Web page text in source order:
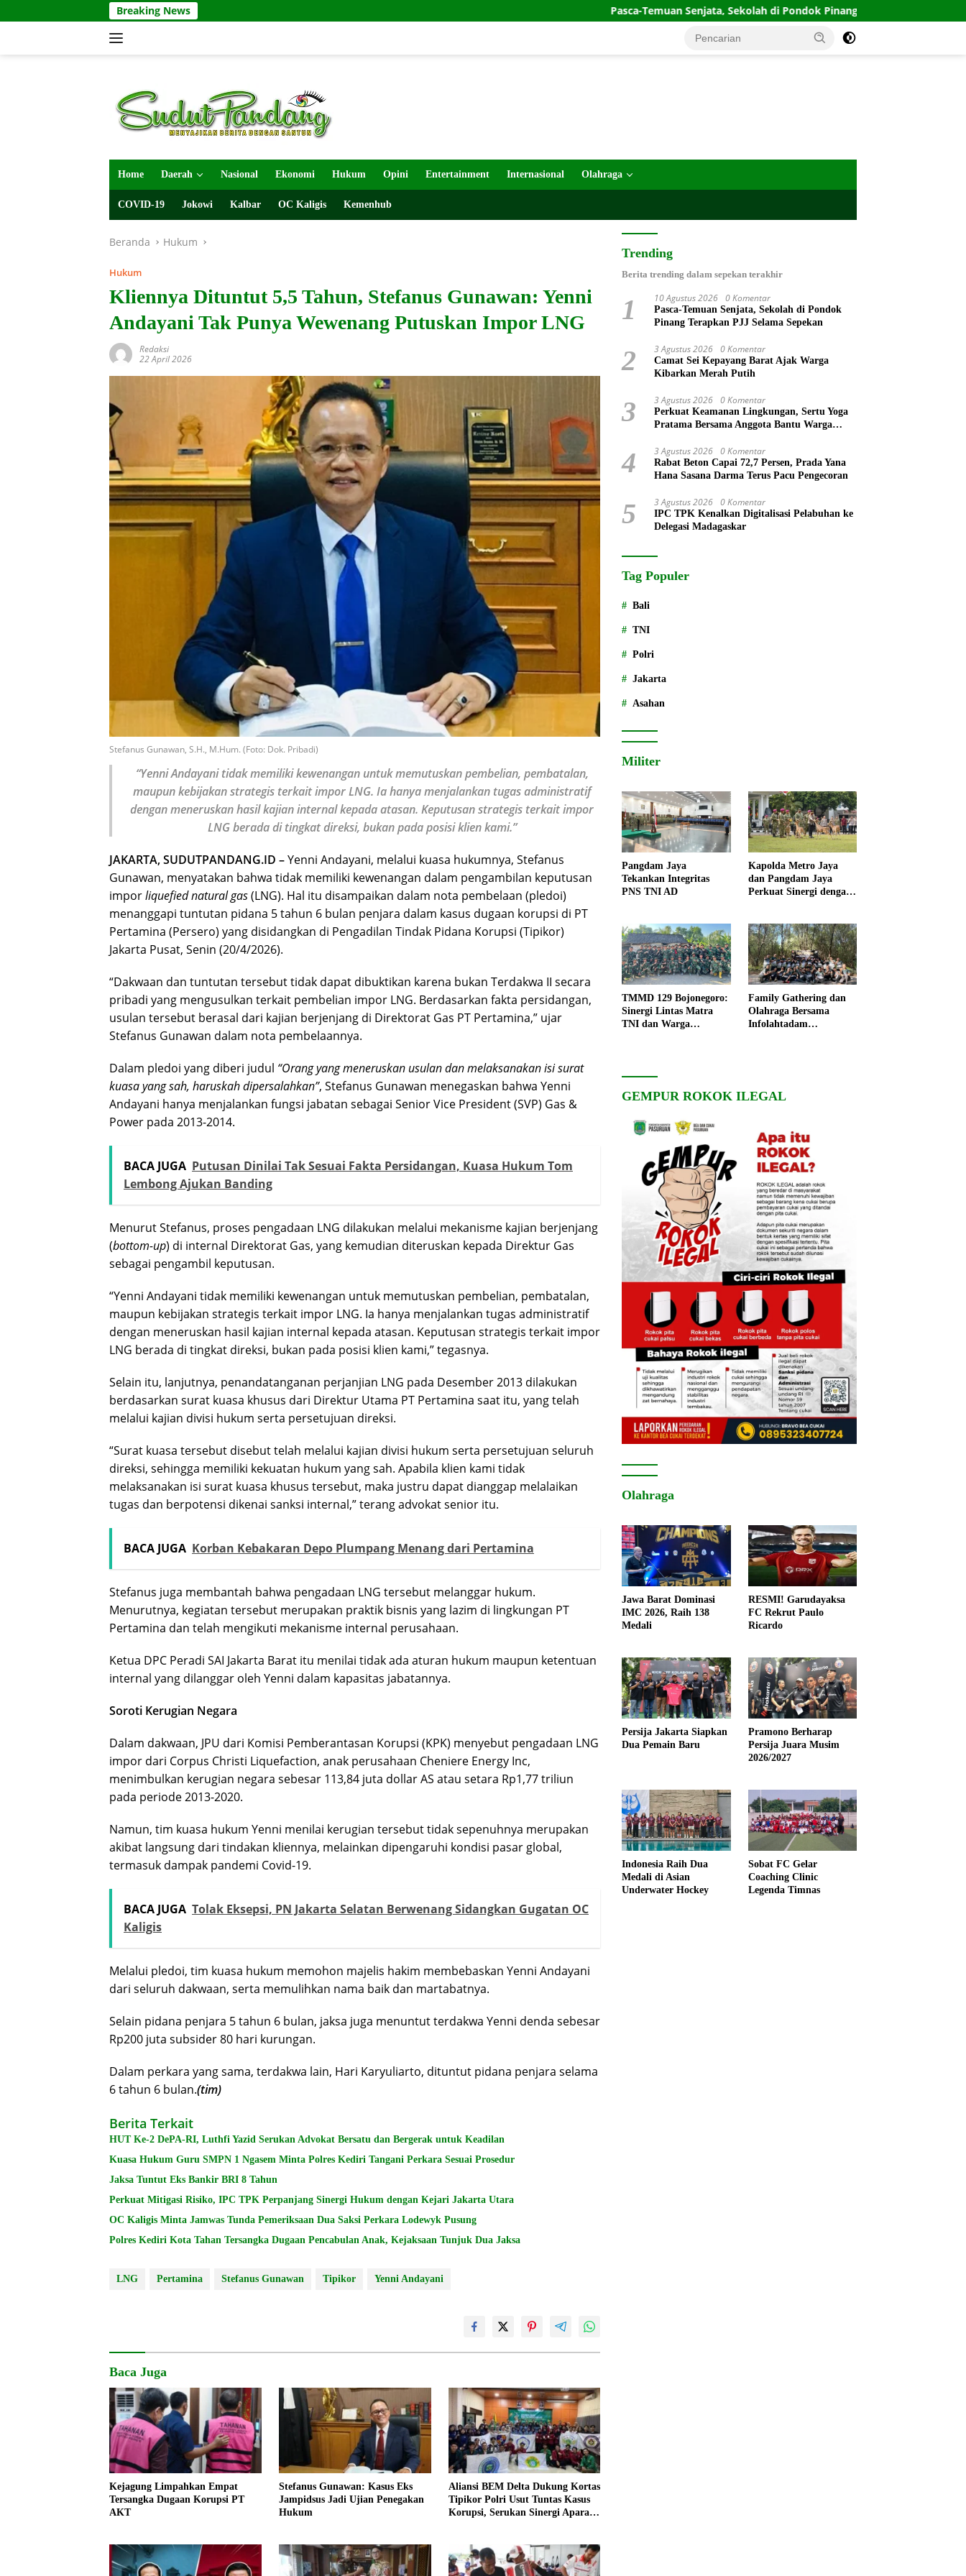
ke
Breaking News Pasca-Temuan Senjata, Sekolah di Pondok Pinang Terapkan PJJ Selama Sepekan
Home Daerah Nasional Ekonomi Hukum Opini Entertainment Internasional Olahraga
COVID-19 Jokowi Kalbar OC Kaligis Kemenhub
Beranda Hukum
Hukum
Kliennya Dituntut 5,5 Tahun, Stefanus Gunawan: Yenni
Andayani Tak Punya Wewenang Putuskan Impor LNG
Redaksi
22 April 2026
Stefanus Gunawan, S.H., M.Hum. (Foto: Dok. Pribadi)
“Yenni Andayani tidak memiliki kewenangan untuk memutuskan pembelian, pembatalan,
maupun kebijakan strategis terkait impor LNG. Ia hanya menjalankan tugas administratif
dengan meneruskan hasil kajian internal kepada atasan. Keputusan strategis terkait impor
LNG berada di tingkat direksi, bukan pada posisi klien kami.”
JAKARTA, SUDUTPANDANG.ID –Yenni Andayani, melalui kuasa hukumnya, Stefanus
Gunawan, menyatakan bahwa tidak memiliki kewenangan dalam pengambilan keputusan
imporliquefied natural gas(LNG). Hal itu disampaikan dalam nota pembelaan (pledoi)
menanggapi tuntutan pidana 5 tahun 6 bulan penjara dalam kasus dugaan korupsi di PT
Pertamina (Persero) yang disidangkan di Pengadilan Tindak Pidana Korupsi (Tipikor)
Jakarta Pusat, Senin (20/4/2026).
“Dakwaan dan tuntutan tersebut tidak dapat dibuktikan karena bukan Terdakwa II secara
pribadi yang mengusulkan terkait pembelian impor LNG. Berdasarkan fakta persidangan,
usulan tersebut berasal dari kajian berjenjang di Direktorat Gas PT Pertamina,” ujar
Stefanus Gunawan dalam nota pembelaannya.
Dalam pledoi yang diberi judul “Orang yang meneruskan usulan dan melaksanakan isi surat
kuasa yang sah, haruskah dipersalahkan”, Stefanus Gunawan menegaskan bahwa Yenni
Andayani hanya menjalankan fungsi jabatan sebagai Senior Vice President (SVP) Gas &
Power pada 2013-2014.
BACA JUGA Putusan Dinilai Tak Sesuai Fakta Persidangan, Kuasa Hukum Tom
Lembong Ajukan Banding
Menurut Stefanus, proses pengadaan LNG dilakukan melalui mekanisme kajian berjenjang
(bottom-up) di internal Direktorat Gas, yang kemudian diteruskan kepada Direktur Gas
sebagai pengambil keputusan.
“Yenni Andayani tidak memiliki kewenangan untuk memutuskan pembelian, pembatalan,
maupun kebijakan strategis terkait impor LNG. Ia hanya menjalankan tugas administratif
dengan meneruskan hasil kajian internal kepada atasan. Keputusan strategis terkait impor
LNG berada di tingkat direksi, bukan pada posisi klien kami,” tegasnya.
Selain itu, lanjutnya, penandatanganan perjanjian LNG pada Desember 2013 dilakukan
berdasarkan surat kuasa khusus dari Direktur Utama PT Pertamina saat itu, yang telah
melalui kajian divisi hukum serta persetujuan direksi.
“Surat kuasa tersebut disebut telah melalui kajian divisi hukum serta persetujuan seluruh
direksi, sehingga memiliki kekuatan hukum yang sah. Apabila klien kami tidak
melaksanakan isi surat kuasa khusus tersebut, maka justru dapat dianggap melalaikan
tugas dan berpotensi dikenai sanksi internal,” terang advokat senior itu.
BACA JUGA Korban Kebakaran Depo Plumpang Menang dari Pertamina
Stefanus juga membantah bahwa pengadaan LNG tersebut melanggar hukum.
Menurutnya, kegiatan tersebut merupakan praktik bisnis yang lazim di lingkungan PT
Pertamina dan telah mengikuti mekanisme internal perusahaan.
Ketua DPC Peradi SAI Jakarta Barat itu menilai tidak ada aturan hukum maupun ketentuan
internal yang dilanggar oleh Yenni dalam kapasitas jabatannya.
Soroti Kerugian Negara
Dalam dakwaan, JPU dari Komisi Pemberantasan Korupsi (KPK) menyebut pengadaan LNG
impor dari Corpus Christi Liquefaction, anak perusahaan Cheniere Energy Inc,
menimbulkan kerugian negara sebesar 113,84 juta dollar AS atau setara Rp1,77 triliun
pada periode 2013-2020.
Namun, tim kuasa hukum Yenni menilai kerugian tersebut tidak sepenuhnya merupakan
akibat langsung dari tindakan kliennya, melainkan dipengaruhi kondisi pasar global,
termasuk dampak pandemi Covid-19.
BACA JUGA Tolak Eksepsi, PN Jakarta Selatan Berwenang Sidangkan Gugatan OC
Kaligis
Melalui pledoi, tim kuasa hukum memohon majelis hakim membebaskan Yenni Andayani
dari seluruh dakwaan, serta memulihkan nama baik dan martabatnya.
Selain pidana penjara 5 tahun 6 bulan, jaksa juga menuntut terdakwa Yenni denda sebesar
Rp200 juta subsider 80 hari kurungan.
Dalam perkara yang sama, terdakwa lain, Hari Karyuliarto, dituntut pidana penjara selama
6 tahun 6 bulan.(tim)
Berita Terkait
HUT Ke-2 DePA-RI, Luthfi Yazid Serukan Advokat Bersatu dan Bergerak untuk Keadilan
Kuasa Hukum Guru SMPN 1 Ngasem Minta Polres Kediri Tangani Perkara Sesuai Prosedur
Jaksa Tuntut Eks Bankir BRI 8 Tahun
Perkuat Mitigasi Risiko, IPC TPK Perpanjang Sinergi Hukum dengan Kejari Jakarta Utara
OC Kaligis Minta Jamwas Tunda Pemeriksaan Dua Saksi Perkara Lodewyk Pusung
Polres Kediri Kota Tahan Tersangka Dugaan Pencabulan Anak, Kejaksaan Tunjuk Dua Jaksa
LNG Pertamina Stefanus Gunawan Tipikor Yenni Andayani
Baca Juga
Kejagung Limpahkan Empat
Tersangka Dugaan Korupsi PT
AKT
Stefanus Gunawan: Kasus Eks
Jampidsus Jadi Ujian Penegakan
Hukum
Aliansi BEM Delta Dukung Kortas
Tipikor Polri Usut Tuntas Kasus
Korupsi, Serukan Sinergi Aparat
Trending
Berita trending dalam sepekan terakhir
1 10 Agustus 2026 0 Komentar
Pasca-Temuan Senjata, Sekolah di Pondok
Pinang Terapkan PJJ Selama Sepekan
2 3 Agustus 2026 0 Komentar
Camat Sei Kepayang Barat Ajak Warga
Kibarkan Merah Putih
3 3 Agustus 2026 0 Komentar
Perkuat Keamanan Lingkungan, Sertu Yoga
Pratama Bersama Anggota Bantu Warga
4 3 Agustus 2026 0 Komentar
Rabat Beton Capai 72,7 Persen, Prada Yana
Hana Sasana Darma Terus Pacu Pengecoran
5 3 Agustus 2026 0 Komentar
IPC TPK Kenalkan Digitalisasi Pelabuhan ke
Delegasi Madagaskar
Tag Populer
Bali
TNI
Polri
Jakarta
Asahan
Militer
Pangdam Jaya
Tekankan Integritas
PNS TNI AD
Kapolda Metro Jaya
dan Pangdam Jaya
Perkuat Sinergi dengan
TMMD 129 Bojonegoro:
Sinergi Lintas Matra
TNI dan Warga
Family Gathering dan
Olahraga Bersama
Infolahtadam
GEMPUR ROKOK ILEGAL
Olahraga
Jawa Barat Dominasi
IMC 2026, Raih 138
Medali
RESMI! Garudayaksa
FC Rekrut Paulo
Ricardo
Persija Jakarta Siapkan
Dua Pemain Baru
Pramono Berharap
Persija Juara Musim
2026/2027
Indonesia Raih Dua
Medali di Asian
Underwater Hockey
Sobat FC Gelar
Coaching Clinic
Legenda Timnas